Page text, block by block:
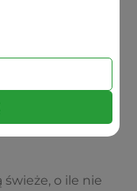
dnia (600
oraz
jako
o ile nie